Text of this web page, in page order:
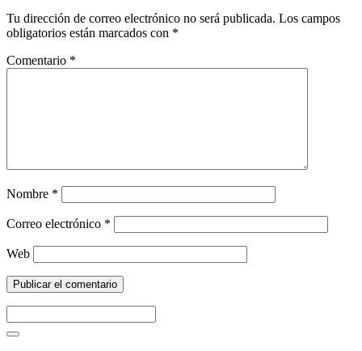
Tu dirección de correo electrónico no será publicada. Los campos
obligatorios están marcados con *
Comentario *
Nombre *
Correo electrónico *
Web